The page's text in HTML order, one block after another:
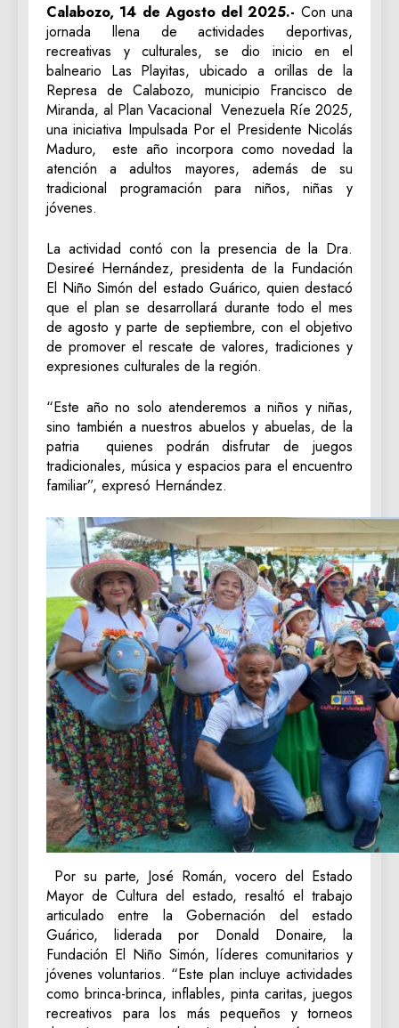
Calabozo, 14 de Agosto del 2025.- Con una
jornada llena de actividades deportivas,
recreativas y culturales, se dio inicio en el
balneario Las Playitas, ubicado a orillas de la
Represa de Calabozo, municipio Francisco de
Miranda, al Plan Vacacional Venezuela Ríe 2025,
una iniciativa Impulsada Por el Presidente Nicolás
Maduro, este año incorpora como novedad la
atención a adultos mayores, además de su
tradicional programación para niños, niñas y
jóvenes.
La actividad contó con la presencia de la Dra.
Desireé Hernández, presidenta de la Fundación
El Niño Simón del estado Guárico, quien destacó
que el plan se desarrollará durante todo el mes
de agosto y parte de septiembre, con el objetivo
de promover el rescate de valores, tradiciones y
expresiones culturales de la región.
“Este año no solo atenderemos a niños y niñas,
sino también a nuestros abuelos y abuelas, de la
patria quienes podrán disfrutar de juegos
tradicionales, música y espacios para el encuentro
familiar”, expresó Hernández.
Por su parte, José Román, vocero del Estado
Mayor de Cultura del estado, resaltó el trabajo
articulado entre la Gobernación del estado
Guárico, liderada por Donald Donaire, la
Fundación El Niño Simón, líderes comunitarios y
jóvenes voluntarios. “Este plan incluye actividades
como brinca-brinca, inflables, pinta caritas, juegos
recreativos para los más pequeños y torneos